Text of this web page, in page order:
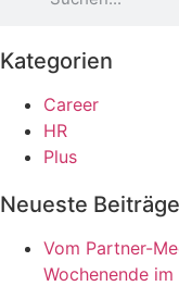
Kategorien
Career
HR
Plus
Neueste Beiträge
Vom Partner-
Wochenende